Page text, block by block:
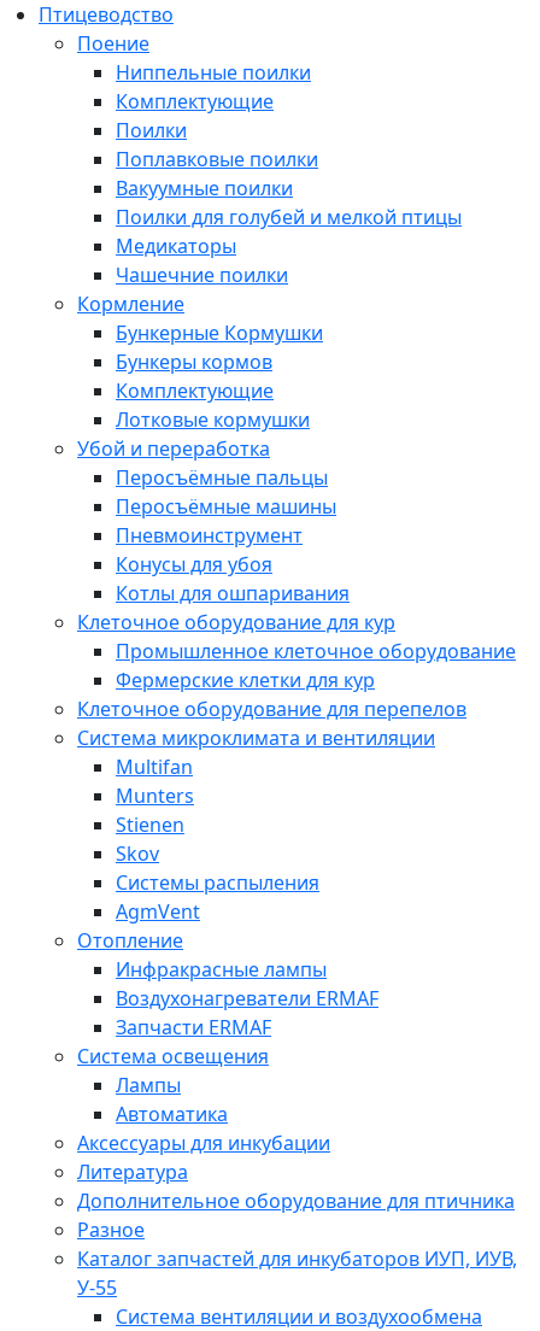
Птицеводство
Поение
Ниппельные поилки
Комплектующие
Поилки
Поплавковые поилки
Вакуумные поилки
Поилки для голубей и мелкой птицы
Медикаторы
Чашечние поилки
Кормление
Бункерные Кормушки
Бункеры кормов
Комплектующие
Лотковые кормушки
Убой и переработка
Перосъёмные пальцы
Перосъёмные машины
Пневмоинструмент
Конусы для убоя
Котлы для ошпаривания
Клеточное оборудование для кур
Промышленное клеточное оборудование
Фермерские клетки для кур
Клеточное оборудование для перепелов
Система микроклимата и вентиляции
Multifan
Munters
Stienen
Skov
Системы распыления
AgmVent
Отопление
Инфракрасные лампы
Воздухонагреватели ERMAF
Запчасти ERMAF
Система освещения
Лампы
Автоматика
Аксессуары для инкубации
Литература
Дополнительное оборудование для птичника
Разное
Каталог запчастей для инкубаторов ИУП, ИУВ,
У-55
Система вентиляции и воздухообмена